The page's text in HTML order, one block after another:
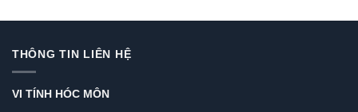
THÔNG TIN LIÊN HỆ
VI TÍNH HÓC MÔN